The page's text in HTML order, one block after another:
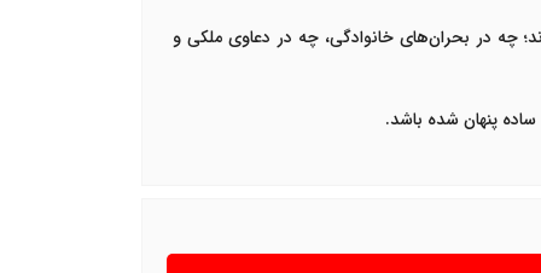
چه در بحران‌های خانوادگی، چه در دعاوی ملکی و
پنهان شده باشد.